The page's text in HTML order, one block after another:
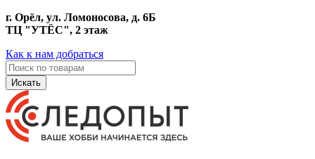
г. Орёл, ул. Ломоносова, д. 6Б
ТЦ "УТЁС", 2 этаж
Как к нам добраться
Искать